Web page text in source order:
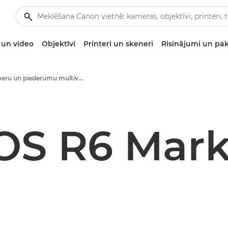
video Objektīvi Printeri un skeneri Risinājumi un
Kameru un piederumu multivides materiāli — Canon preses centrs
R6